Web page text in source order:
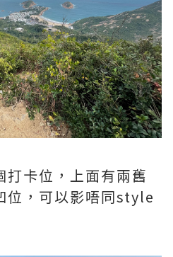
卡位，上面有兩舊
位，可以影唔同style